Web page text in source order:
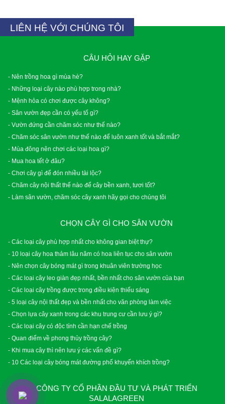
LIÊN HỆ VỚI CHÚNG TÔI
CÂU HỎI HAY GẶP
- Nên trồng hoa gì mùa hè?
- Những loại cây nào phù hợp trong nhà?
- Mệnh hỏa có chơi được cây không?
- Sân vườn đẹp cần có yếu tố gì?
- Vườn đứng cần chăm sóc như thế nào?
- Chăm sóc sân vườn như thế nào để luôn xanh tốt và bắt mắt?
- Mùa đông nên chơi các loại hoa gì?
- Mua hoa tết ở đâu?
- Chơi cây gì để đón nhiều tài lộc?
- Chăm cây nội thất thế nào để cây bền xanh, tươi tốt?
- Làm sân vườn, chăm sóc cây xanh hãy gọi cho chúng tôi
CHỌN CÂY GÌ CHO SÂN VƯỜN
- Các loại cây phù hợp nhất cho không gian biệt thự?
- 10 loại cây hoa thảm lâu năm có hoa liên tục cho sân vườn
- Nên chọn cây bóng mát gì trong khuân viên trường học
- Các loại cây leo giàn đẹp nhất, bền nhất cho sân vườn của bạn
- Các loại cây trồng được trong điều kiện thiếu sáng
- 5 loại cây nội thất đẹp và bền nhất cho văn phòng làm việc
- Chọn lựa cây xanh trong các khu trung cư cần lưu ý gì?
- Các loại cây có độc tính cần hạn chế trồng
- Quan điểm về phong thủy trồng cây?
- Khi mua cây thì nên lưu ý các vấn đề gì?
- 10 Các loại cây bóng mát đường phố khuyến khích trồng?
CÔNG TY CỔ PHẦN ĐẦU TƯ VÀ PHÁT TRIỂN
SALALAGREEN